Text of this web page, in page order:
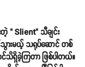
" Slient" သီချင်း
သွားမယ့် သရုပ်ဆောင် တစ်
ရှိခဲ့ကြတာ ဖြစ်ပါတယ်။